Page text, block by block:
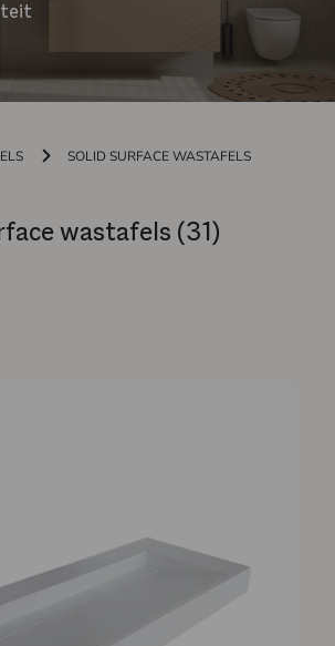
SOLID SURFACE WASTAFELS
wastafels (31)